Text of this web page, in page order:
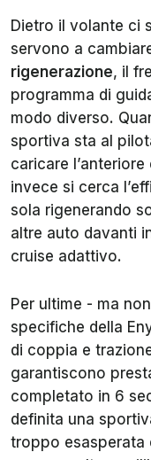
Dietro il volante ci
servono a
rigenerazione, il
programma di
modo diverso.
sportiva sta al
caricare
invece si cerca
sola rigenerando
altre auto davanti
cruise adattivo.
Per ultime - ma
specifiche della
di coppia e
garantiscono
completato in 6
definita una
troppo esasperata